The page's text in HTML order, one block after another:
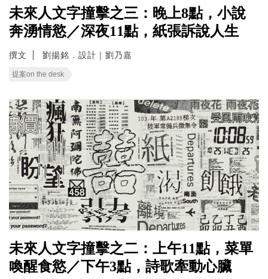
未來人文字撞擊之三：晚上8點，小說
奔湧情慾／深夜11點，紙張訴說人生
撰文 劉揚銘．設計｜劉乃嘉
提案on the desk
未來人文字撞擊之二：上午11點，菜單
喚醒食慾／下午3點，詩歌牽動心臟